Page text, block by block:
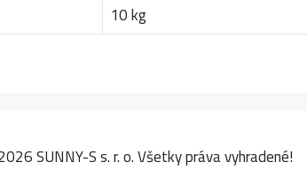
10 kg
SUNNY-S s. r. o. Všetky práva vyhradené!